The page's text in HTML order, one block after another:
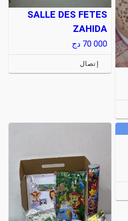
SALLE DES FETES
ZAHIDA
70 000 دج
إتصال